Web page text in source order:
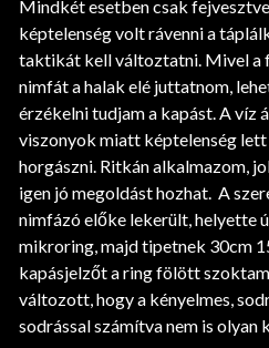
Mindkét esetben csak
képtelenség volt rávenni a
taktikát kell változtatni. Mivel a
nimfát a halak elé juttatnom,
érzékelni tudjam a kapást. A víz
viszonyok miatt képtelenség lett
horgászni. Ritkán alkalmazom,
igen jó megoldást hozhat. A
nimfázó előke lekerült, helyette
mikroring, majd tipetnek 30cm
kapásjelzőt a ring fölött
változott, hogy a kényelmes,
sodrással számítva nem is